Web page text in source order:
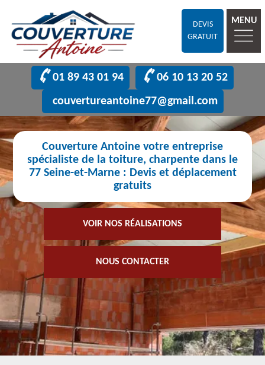
DEVIS
GRATUIT
MENU
01 89 43 01 94
06 10 13 20 52
couvertureantoine77@gmail.com
Couverture Antoine votre entreprise
spécialiste de la toiture, charpente dans le
77 Seine-et-Marne : Devis et déplacement
gratuits
VOIR NOS RÉALISATIONS
NOUS CONTACTER